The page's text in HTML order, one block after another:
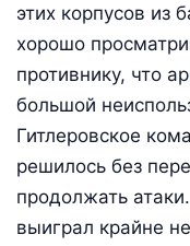
этих корпусов из
хорошо
противнику, что
большой
Гитлеровское
решилось без
продолжать
выиграл крайне